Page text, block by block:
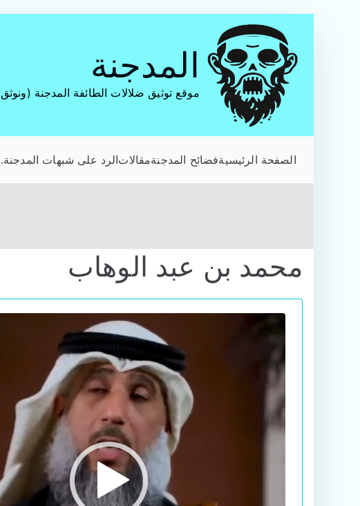
المحتوى
المدجنة
موقع توثيق ضلالات الطائفة المدجنة
الصفحة الرئيسيةفضائح المدجنةمقالاتالرد على شبهات المدجنة
محمد بن عبد الوهاب